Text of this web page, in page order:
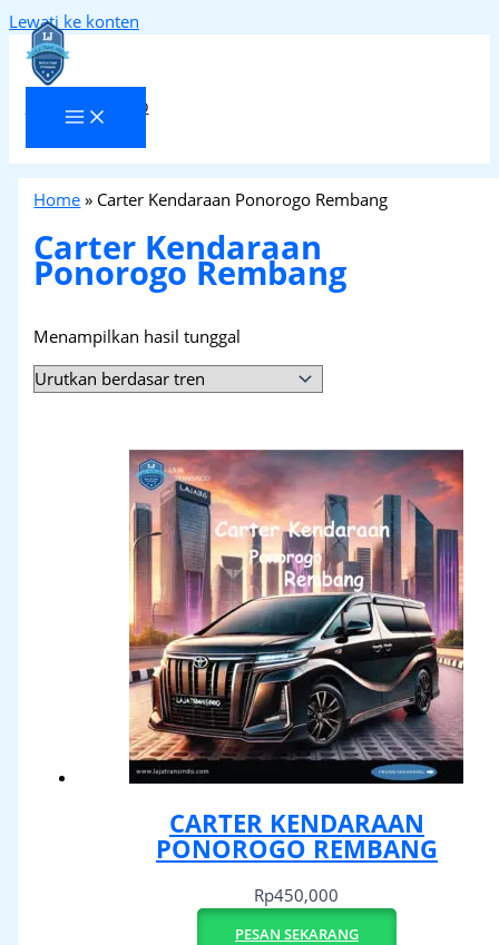
Lewati ke konten
Laja Transindo
Home » Carter Kendaraan Ponorogo Rembang
Carter Kendaraan
Ponorogo Rembang
Menampilkan hasil tunggal
CARTER KENDARAAN
PONOROGO REMBANG
Rp450,000
PESAN SEKARANG